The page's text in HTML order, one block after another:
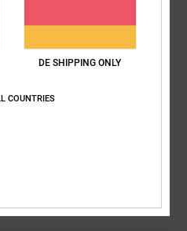
DE SHIPPING ONLY
COUNTRIES